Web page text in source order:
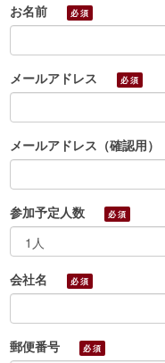
お名前 必須
メールアドレス 必須
メールアドレス（確認用）
参加予定人数 必須
会社名 必須
郵便番号 必須